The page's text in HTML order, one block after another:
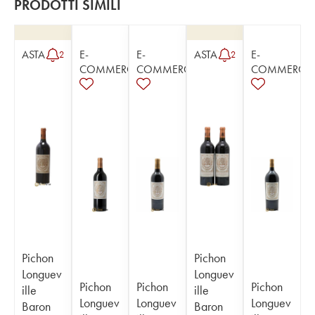
PRODOTTI SIMILI
ASTA 2
Pichon
Longuev
ille
Baron
E-
COMMERCE
Pichon
Longuev
E-
COMMERCE
Pichon
Longuev
ASTA 2
Pichon
Longuev
ille
Baron
E-
COMMERCE
Pichon
Longuev